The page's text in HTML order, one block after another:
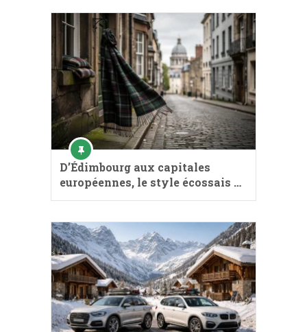
D’Édimbourg aux capitales
européennes, le style écossais …